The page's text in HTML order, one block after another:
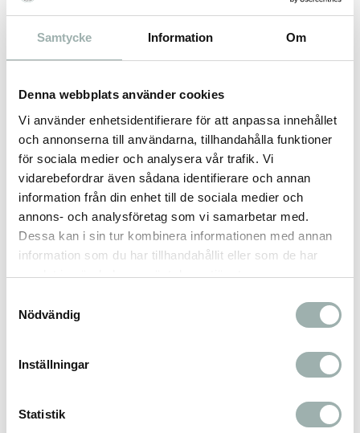
Samtycke Information Om
Denna webbplats använder cookies
Vi använder enhetsidentifierare för att anpassa innehållet
och annonserna till användarna, tillhandahålla funktioner
för sociala medier och analysera vår trafik. Vi
vidarebefordrar även sådana identifierare och annan
information från din enhet till de sociala medier och
annons- och analysföretag som vi samarbetar med.
Dessa kan i sin tur kombinera informationen med annan
information som du har tillhandahållit eller som de har
samlat in när du har använt deras tjänster.
Nödvändig
Inställningar
Statistik
roterar automatiskt efter att katten använt
katten närmar sig lådan så stoppas
lätt använda och rengöra. Kan användas med
månaders ålder.
Mått: 53 x 55,5 x 52 cm
Material: Plast
Omdömen
Bli den första att lämna ett omdöme.